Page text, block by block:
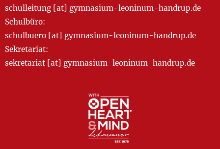
schulleitung [at] gymnasium-leoninum-handrup.de
Schulbüro:
schulbuero [at] gymnasium-leoninum-handrup.de
Sekretariat:
sekretariat [at] gymnasium-leoninum-handrup.de